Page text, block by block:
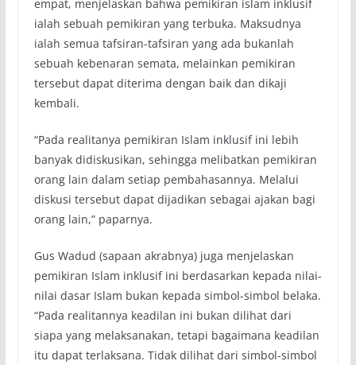
empat, menjelaskan bahwa pemikiran islam inklusif
ialah sebuah pemikiran yang terbuka. Maksudnya
ialah semua tafsiran-tafsiran yang ada bukanlah
sebuah kebenaran semata, melainkan pemikiran
tersebut dapat diterima dengan baik dan dikaji
kembali.
“Pada realitanya pemikiran Islam inklusif ini lebih
banyak didiskusikan, sehingga melibatkan pemikiran
orang lain dalam setiap pembahasannya. Melalui
diskusi tersebut dapat dijadikan sebagai ajakan bagi
orang lain,” paparnya.
Gus Wadud (sapaan akrabnya) juga menjelaskan
pemikiran Islam inklusif ini berdasarkan kepada nilai-
nilai dasar Islam bukan kepada simbol-simbol belaka.
“Pada realitannya keadilan ini bukan dilihat dari
siapa yang melaksanakan, tetapi bagaimana keadilan
itu dapat terlaksana. Tidak dilihat dari simbol-simbol